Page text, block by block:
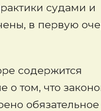
судами и
в первую
содержится
о том, что
обязательное